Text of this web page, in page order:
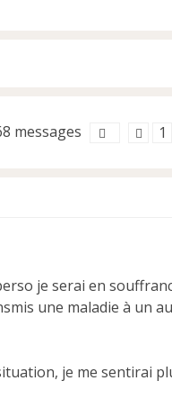
messages 1
je serai en
une maladie à un
je me sentirai